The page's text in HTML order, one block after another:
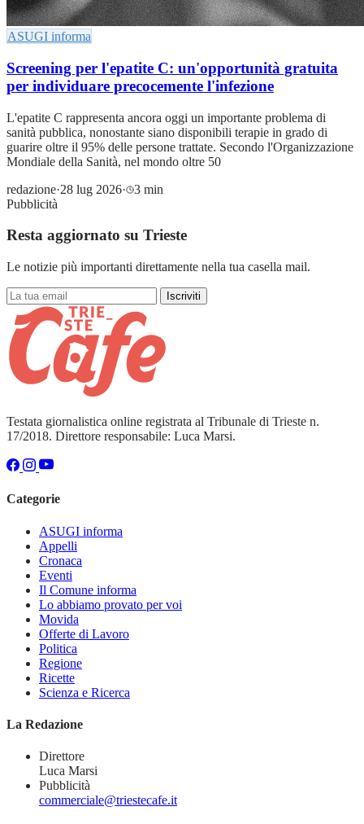
ASUGI informa
Screening per l'epatite C: un'opportunità gratuita
per individuare precocemente l'infezione
L'epatite C rappresenta ancora oggi un importante problema di
sanità pubblica, nonostante siano disponibili terapie in grado di
guarire oltre il 95% delle persone trattate. Secondo l'Organizzazione
Mondiale della Sanità, nel mondo oltre 50
redazione·28 lug 2026·
3 min
Pubblicità
Resta aggiornato su Trieste
Le notizie più importanti direttamente nella tua casella mail.
Iscriviti
Testata giornalistica online registrata al Tribunale di Trieste n.
17/2018. Direttore responsabile: Luca Marsi.
Categorie
ASUGI informa
Appelli
Cronaca
Eventi
Il Comune informa
Lo abbiamo provato per voi
Movida
Offerte di Lavoro
Politica
Regione
Ricette
Scienza e Ricerca
La Redazione
Direttore
Luca Marsi
Pubblicità
commerciale@triestecafe.it